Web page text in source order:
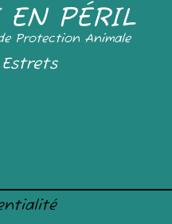
PÉRIL
Protection Animale